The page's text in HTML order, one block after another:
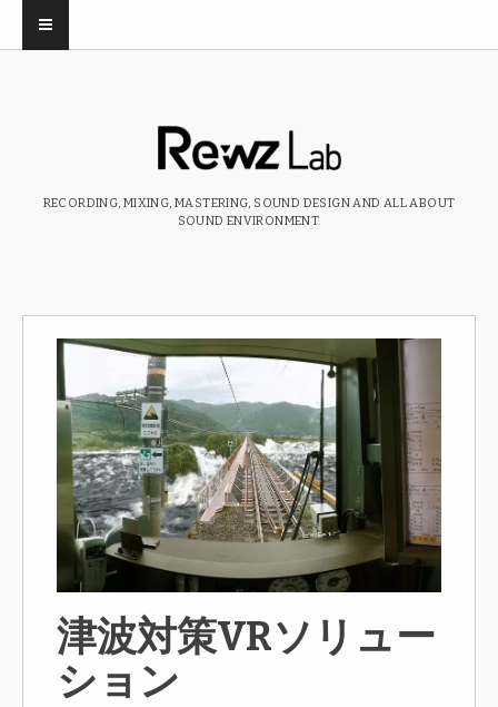
RECORDING, MIXING, MASTERING, SOUND DESIGN AND ALL ABOUT
SOUND ENVIRONMENT.
津波対策VRソリュー
ション